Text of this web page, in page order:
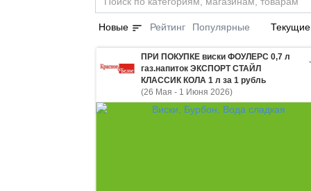
Новые sort Рейтинг Популярные Текущие
ПРИ ПОКУПКЕ виски ФОУЛЕРС 0,7 л
газ.напиток ЭКСПОРТ СТАЙЛ
КЛАССИК КОЛА 1 л за 1 рубль
(26 Мая - 1 Июня 2026)